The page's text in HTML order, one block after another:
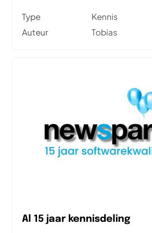
engineering. Daarnaast vind je een
interessant artikel voor (aspirant)
Type
Kennis
Auteur
Tobias
Al 15 jaar kennisdeling